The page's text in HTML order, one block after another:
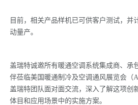
目前，相关产品样机已可供客户测试，并
动量产。
盖瑞特诚邀所有暖通空调系统集成商、承
伴莅临美国暖通制冷及空调通风展览会（
盖瑞特团队面对面交流，深入了解这项创
体目和应用场景中的实施方案。